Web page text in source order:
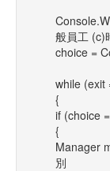
般員工 (c)
choice =
while (exit
{
if (choice
{
Manager
別